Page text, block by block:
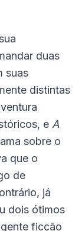
duas
suas
distintas
e A
sobre o
que o
de
já
dois ótimos
ficção